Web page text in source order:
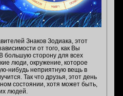
Знаков Зодиака, этот
от того, как Вы
большую сторону для всех
люди, окружение, которое
нибудь неприятную вещь в
Так что друзья, этот день
состоянии, хотя может быть,
людей.